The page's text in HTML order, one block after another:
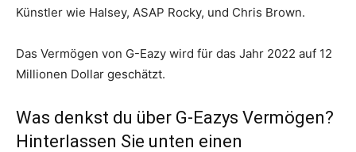
Künstler wie Halsey, ASAP Rocky, und Chris Brown.
Das Vermögen von G-Eazy wird für das Jahr 2022 auf 12
Millionen Dollar geschätzt.
Was denkst du über G-Eazys Vermögen?
Hinterlassen Sie unten einen